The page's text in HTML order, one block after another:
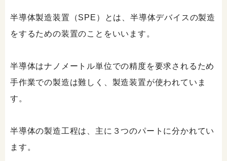
半導体製造装置（SPE）とは、半導体デバイスの製造
をするための装置のことをいいます。
半導体はナノメートル単位での精度を要求されるため
手作業での製造は難しく、製造装置が使われていま
す。
半導体の製造工程は、主に３つのパートに分かれてい
ます。